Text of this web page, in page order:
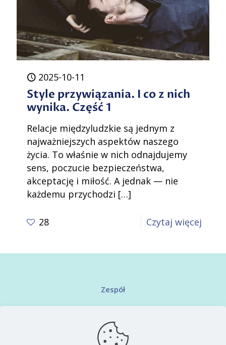
Część
2
2025-10-11
Style przywiązania. I co z nich
wynika. Część 1
Relacje międzyludzkie są jednym z
najważniejszych aspektów naszego
życia. To właśnie w nich odnajdujemy
sens, poczucie bezpieczeństwa,
akceptację i miłość. A jednak — nie
każdemu przychodzi […]
28 Czytaj więcej
Zespół
Regulamin serwisu